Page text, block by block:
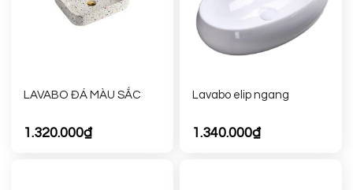
LAVABO ĐÁ MÀU SẮC
1.320.000₫
Lavabo elip ngang
1.340.000₫